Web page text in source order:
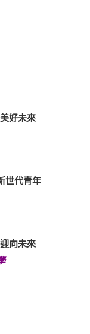
好未來
代青年
向未來